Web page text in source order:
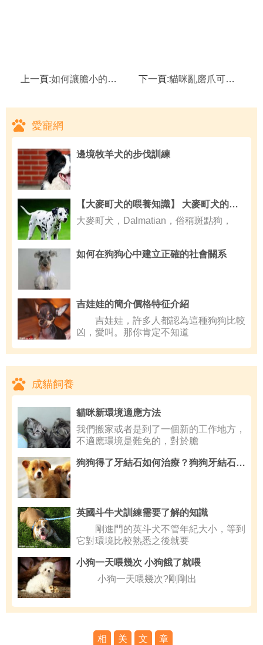
上一頁:如何讓膽小的貓咪適應貓籠 下一頁:貓咪亂磨爪可能有原因
愛寵網
邊境牧羊犬的步伐訓練
【大麥町犬的喂養知識】 大麥町犬的喂食要點
大麥町犬，Dalmatian，俗稱斑點狗，
如何在狗狗心中建立正確的社會關系
吉娃娃的簡介價格特征介紹
吉娃娃，許多人都認為這種狗狗比較
凶，愛叫。那你肯定不知道
成貓飼養
貓咪新環境適應方法
我們搬家或者是到了一個新的工作地方，
不適應環境是難免的，對於膽
狗狗得了牙結石如何治療？狗狗牙結石能治嗎
英國斗牛犬訓練需要了解的知識
剛進門的英斗犬不管年紀大小，等到
它對環境比較熟悉之後就要
小狗一天喂幾次 小狗餓了就喂
小狗一天喂幾次?剛剛出
相 关 文 章